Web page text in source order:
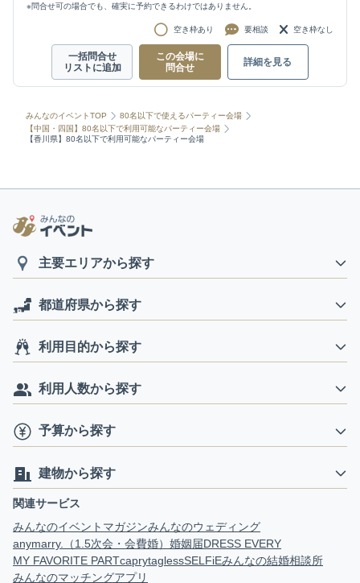
※問合せ可の場合でも、確実に予約できるわけではありません。
空き枠あり 要相談 空き枠なし
一括問合せ
リストに追加
この会場に
問合せ
詳細を見る
みんなのイベントTOP
80名以下で使えるパーティー会場
【中国・四国】80名以下で利用可能なパーティー会場
【香川県】80名以下で利用可能なパーティー会場
主要エリアから探す
都道府県から探す
利用目的から探す
利用人数から探す
予算から探す
建物から探す
関連サービス
みんなのイベントマガジンみんなのウェディング
anymarry.（1.5次会・会費婚） 婚姻届DRESS EVERY
MY FAVORITE PARTcaprytaglessSELFiEみんなの結婚相談所
みんなのマッチングアプリ